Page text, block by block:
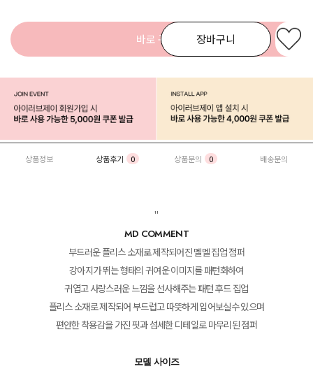
장바구니
바로 구매
상품정보 상품후기 0 상품문의 0 배송문의
"
MD COMMENT
부드러운 플리스 소재로 제작되어진 멜멜 집업 점퍼
강아지가 뛰는 형태의 귀여운 이미지를 패턴화하여
귀엽고 사랑스러운 느낌을 선사해주는 패턴 후드 집업
플리스 소재로 제작되어 부드럽고 따뜻하게 입어보실수 있으며
편안한 착용감을 가진 핏과 섬세한 디테일로 마무리된 점퍼
모델 사이즈